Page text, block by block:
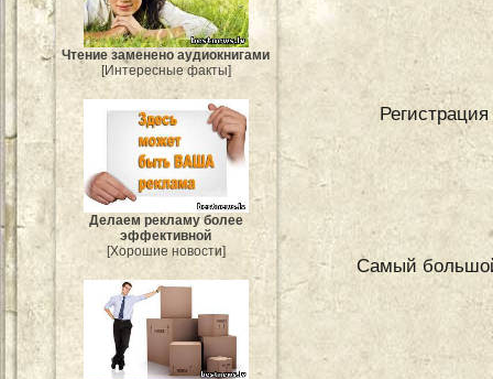
Чтение заменено аудиокнигами
[Интересные факты]
Делаем рекламу более
эффективной
[Хорошие новости]
Самый